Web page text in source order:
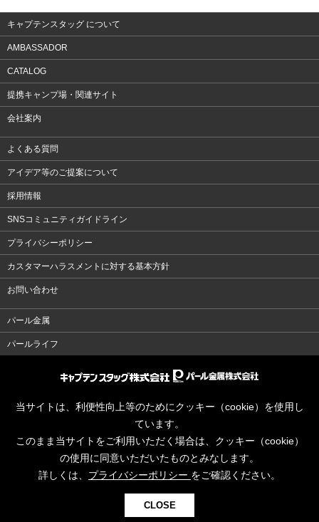
キャプテンスタッグ について
AMBASSADOR
CATALOG
提携キャンプ場・関連サイト
会社案内
よくある質問
アイデア等のご提案について
採用情報
SNSコミュニティガイドライン
プライバシーポリシー
カスタマーハラスメントに対する基本方針
お問い合わせ
パール金属
パールライフ
当サイトは、利便性向上等のためにクッキー（cookie）を使用し
ています。
このまま当サイトをご利用いただく場合は、クッキー（cookie）
の使用に同意いただいたものとみなします。
詳しくは、 プライバシーポリシー をご確認ください。
CLOSE